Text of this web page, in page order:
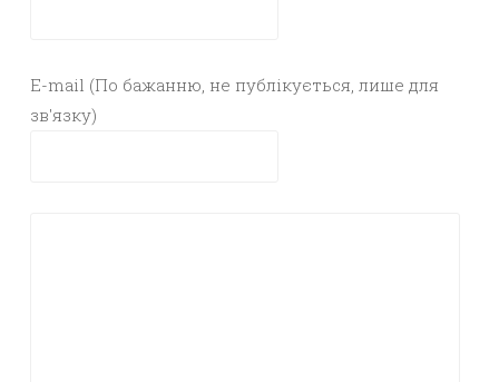
E-mail (По бажанню, не публікується, лише для
зв'язку)